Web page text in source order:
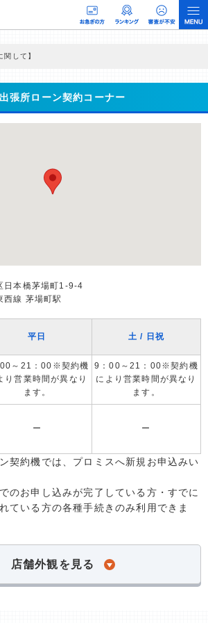
関して】
はなく、当編集部の調査／ユーザーへの口コミ収集な
た情報提供を行っています。
張所ローン契約コーナー
日本橋茅場町1-9-4
西線 茅場町駅
平日 土 / 日祝
～21：00※契約機
り営業時間が異なり
ます。
9：00～21：00※契約機
により営業時間が異なり
ます。
ー ー
契約機では、プロミスへ新規お申込みい
のお申し込みが完了している方・すでに
ている方の各種手続きのみ利用できま
店舗外観を見る